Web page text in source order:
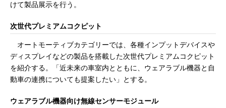
けて製品展示を行う。
次世代プレミアムコクピット
オートモーティブカテゴリーでは、各種インプットデバイスや
ディスプレイなどの製品を搭載した次世代プレミアムコクピット
を紹介する。「近未来の車室内とともに、ウェアラブル機器と自
動車の連携についても提案したい」とする。
ウェアラブル機器向け無線センサーモジュール